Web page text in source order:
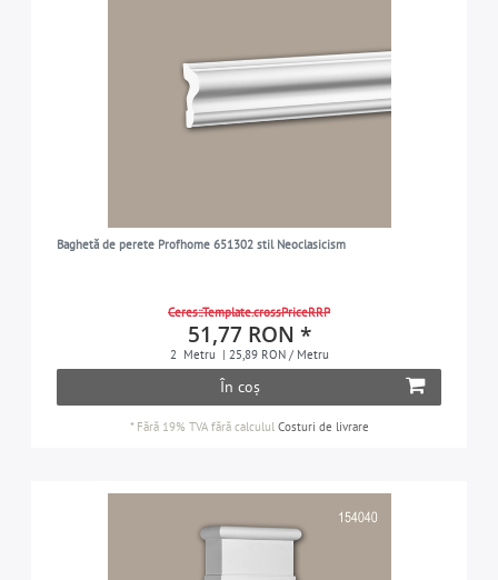
Baghetă de perete Profhome 651302 stil Neoclasicism
Ceres::Template.crossPriceRRP
51,77 RON *
2 Metru | 25,89 RON / Metru
În coș
* Fără 19% TVAfără calculul Costuri de livrare